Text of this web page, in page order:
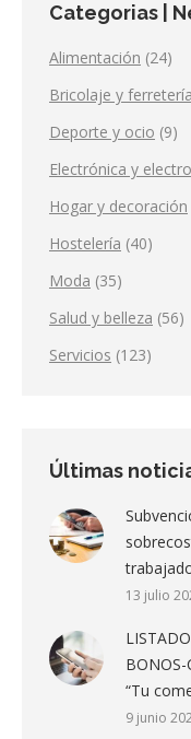
Categorias |
Alimentación (24)
Bricolaje y ferretería
Deporte y ocio (9)
Electrónica y
Hogar y decoración
Hostelería (40)
Moda (35)
Salud y belleza (56)
Servicios (123)
Últimas
13 julio
“Tu
9 junio